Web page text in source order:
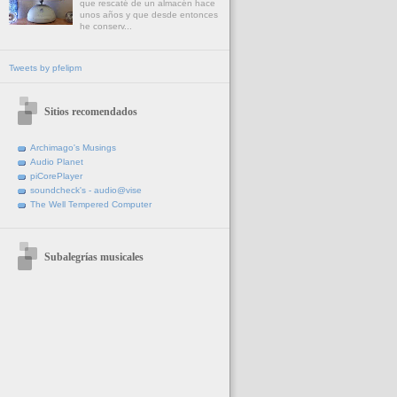
que rescaté de un almacén hace
unos años y que desde entonces
he conserv...
Tweets by pfelipm
Sitios recomendados
Archimago's Musings
Audio Planet
piCorePlayer
soundcheck's - audio@vise
The Well Tempered Computer
Subalegrías musicales